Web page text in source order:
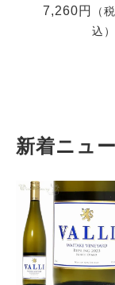
7,260円
（税
込）
新着ニュ